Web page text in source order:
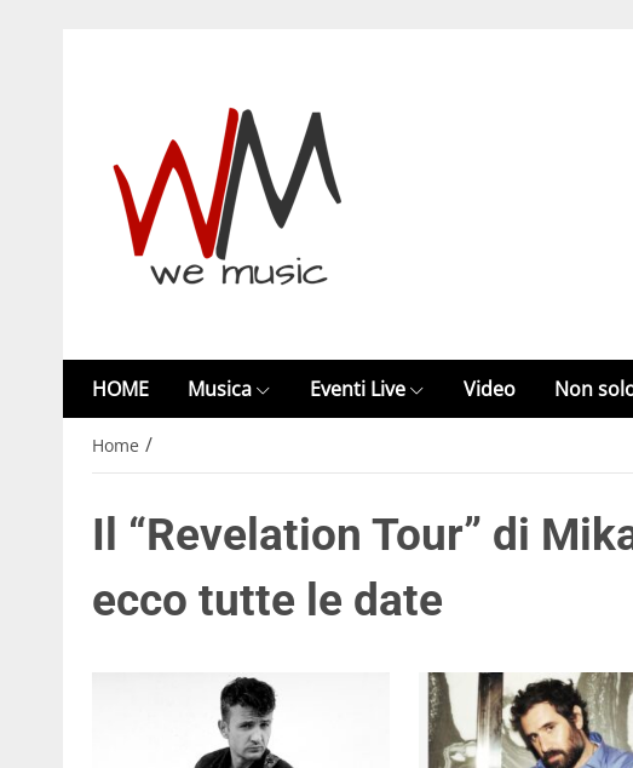
HOME Musica Eventi Live Video Non
Home /
Il “Revelation Tour” di
ecco tutte le date